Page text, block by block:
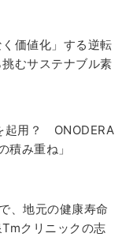
価値化」する逆転
むサステナブル素
起用？ ONODERA
積み重ね」
、地元の健康寿命
クリニックの志